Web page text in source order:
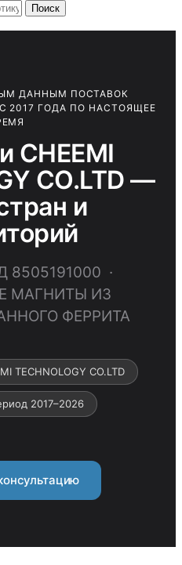
Поиск
ДАННЫМ ПОСТАВОК
2017 ГОДА ПО НАСТОЯЩЕЕ
CHEEMI
CO.LTD —
и
8505191000 ·
МАГНИТЫ ИЗ
ФЕРРИТА
TECHNOLOGY CO.LTD
2017–2026